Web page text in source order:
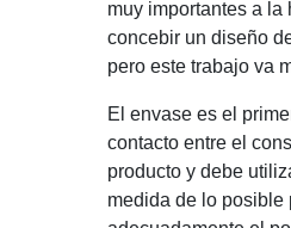
muy importantes a la
concebir un diseño
pero este trabajo va
El envase es el
contacto entre el
producto y debe
medida de lo posible